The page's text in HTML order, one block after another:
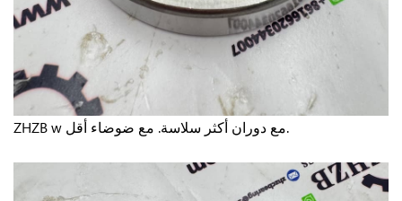
ZHZB w مع دوران أكثر سلاسة.مع ضوضاء أقل.